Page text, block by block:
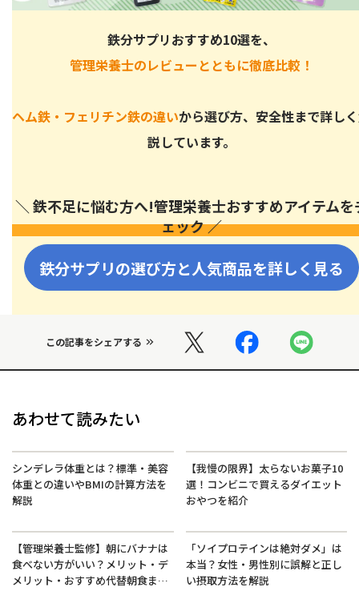
鉄分サプリおすすめ10選を、
管理栄養士のレビューとともに徹底比較！
ヘム鉄・フェリチン鉄の違いから選び方、安全性まで詳し
説しています。
＼ 鉄不足に悩む方へ!管理栄養士おすすめアイテムを
ェック ／
鉄分サプリの選び方と人気商品を詳しく見る
この記事をシェアする
あわせて読みたい
シンデレラ体重とは？標準・美容
体重との違いやBMIの計算方法を
解説
【我慢の限界】太らないお菓子10
選！コンビニで買えるダイエット
おやつを紹介
【管理栄養士監修】朝にバナナは
食べない方がいい？メリット・デ
メリット・おすすめ代替朝食まで
「ソイプロテインは絶対ダメ」は
本当？女性・男性別に誤解と正し
い摂取方法を解説